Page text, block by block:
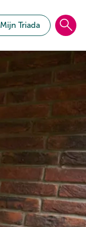
Mijn Triada